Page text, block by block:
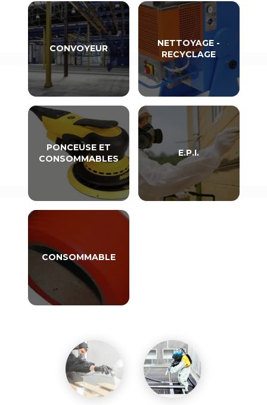
CONVOYEUR
NETTOYAGE -
RECYCLAGE
PONCEUSE ET
CONSOMMABLES
E.P.I.
CONSOMMABLE